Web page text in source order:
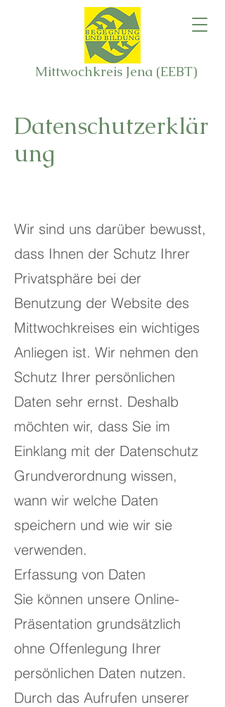
Mittwochkreis Jena (EEBT)
Datenschutzerklär
ung
Wir sind uns darüber bewusst,
dass Ihnen der Schutz Ihrer
Privatsphäre bei der
Benutzung der Website des
Mittwochkreises ein wichtiges
Anliegen ist. Wir nehmen den
Schutz Ihrer persönlichen
Daten sehr ernst. Deshalb
möchten wir, dass Sie im
Einklang mit der Datenschutz
Grundverordnung wissen,
wann wir welche Daten
speichern und wie wir sie
verwenden.
Erfassung von Daten
Sie können unsere Online-
Präsentation grundsätzlich
ohne Offenlegung Ihrer
persönlichen Daten nutzen.
Durch das Aufrufen unserer